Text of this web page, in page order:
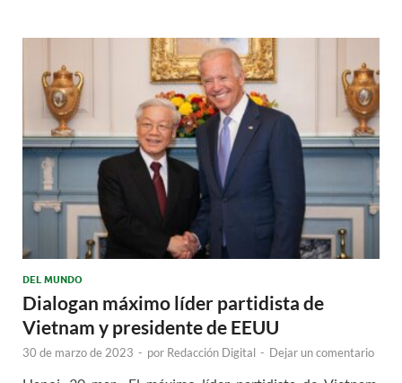
DEL MUNDO
Dialogan máximo líder partidista de
Vietnam y presidente de EEUU
30 de marzo de 2023 - por Redacción Digital - Dejar un comentario